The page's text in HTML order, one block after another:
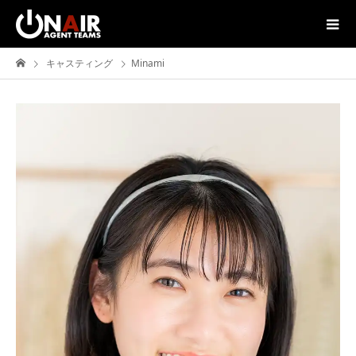
キャスティング Minami